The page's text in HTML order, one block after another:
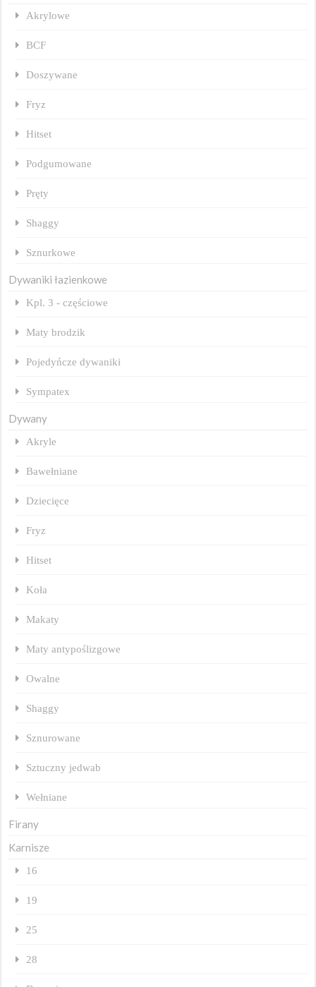
Akrylowe
BCF
Doszywane
Fryz
Hitset
Podgumowane
Pręty
Shaggy
Sznurkowe
Dywaniki łazienkowe
Kpl. 3 - częściowe
Maty brodzik
Pojedyńcze dywaniki
Sympatex
Dywany
Akryle
Bawełniane
Dziecięce
Fryz
Hitset
Koła
Makaty
Maty antypoślizgowe
Owalne
Shaggy
Sznurowane
Sztuczny jedwab
Wełniane
Firany
Karnisze
16
19
25
28